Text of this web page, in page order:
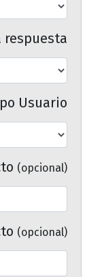
respuesta
Usuario
(opcional)
(opcional)